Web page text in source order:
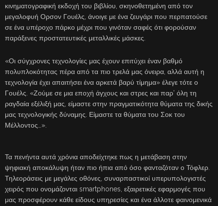
κινηματογραφική εκδοχή του βιβλίου, σκηνοθετημένη από τον
μεγαλοφυή Ορσον Γουέλς, άνοιγε με ένα ζευγάρι που περπατούσε
σε ένα υπέροχο πάρκο μέχρι που γινόταν σαφές ότι φορούσαν
παράξενες προστατευτικές μεταλλικές μάσκες.
«Οι σύγχρονες τεχνολογίες μας έχουν επιτύχει έναν βαθμό
πολυπλοκότητας πέρα από τα πιο τρελά μας όνειρα, αλλά αυτή η
τεχνολογία έχει απαιτήσει ένα αρκετά βαρύ τίμημα» έλεγε τότε ο
Γουέλς. «Ζούμε σε μια εποχή άγχους και στρες και παρ’ όλη τη
ραγδαία εξέλιξή μας, είμαστε στην πραγματικότητα θύματα της δικής
μας τεχνολογικής δύναμης. Είμαστε τα θύματα του Σοκ του
Μέλλοντος…».
Τα πενήντα αυτά χρόνια αποδείχτηκε πως η μετάβαση στην
ψηφιακή αποκάλυψη ήταν πιο ήπια από όσο φανταζόταν ο Τόφλερ.
Τηλεοράσεις με μεγάλες οθόνες, συναρπαστικοί υπερυπολογιστές
χειρός που ονομάζονται smartphones, εξαιρετικές εφαρμογές που
μας προσφέρουν κάθε είδους υπηρεσίες και ένα άλλοτε φαινομενικά